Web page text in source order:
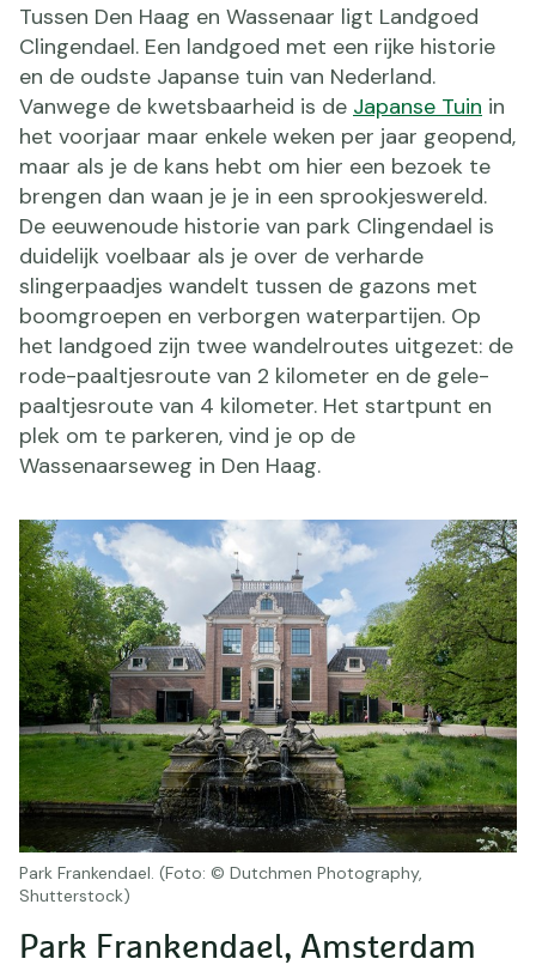
Tussen Den Haag en Wassenaar ligt Landgoed
Clingendael. Een landgoed met een rijke historie
en de oudste Japanse tuin van Nederland.
Vanwege de kwetsbaarheid is de Japanse Tuin in
het voorjaar maar enkele weken per jaar geopend,
maar als je de kans hebt om hier een bezoek te
brengen dan waan je je in een sprookjeswereld.
De eeuwenoude historie van park Clingendael is
duidelijk voelbaar als je over de verharde
slingerpaadjes wandelt tussen de gazons met
boomgroepen en verborgen waterpartijen. Op
het landgoed zijn twee wandelroutes uitgezet: de
rode-paaltjesroute van 2 kilometer en de gele-
paaltjesroute van 4 kilometer. Het startpunt en
plek om te parkeren, vind je op de
Wassenaarseweg in Den Haag.
Park Frankendael. (Foto: © Dutchmen Photography,
Shutterstock)
Park Frankendael, Amsterdam